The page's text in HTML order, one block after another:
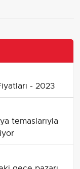
- 2023
temaslarıyla